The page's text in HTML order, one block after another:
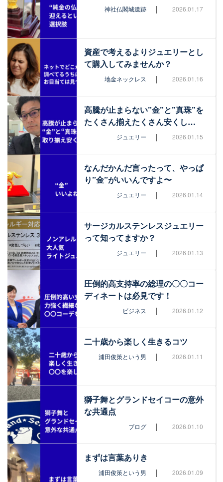
神社仏閣城遺跡 | 2026.01.17
資産で考えるよりジュエリーとし
て購入してみませんか？
地金ネックレス | 2026.01.16
高騰が止まらない”金”と”真珠”を
たくさん揃えたくさん安くし…
ジュエリー | 2026.01.15
なんだかんだ言ったって、やっぱ
り”金”がいいんですよ〜
ジュエリー | 2026.01.14
サージカルステンレスジュエリー
って知ってますか？
ジュエリー | 2026.01.13
圧倒的高支持率の総理の〇〇コー
ディネートは必見です！
ビジネス | 2026.01.12
二十歳から楽しく生きるコツ
浦田俊策という男 | 2026.01.11
獅子舞とグランドセイコーの意外
な共通点
ブログ | 2026.01.10
まずは言葉ありき
浦田俊策という男 | 2026.01.09